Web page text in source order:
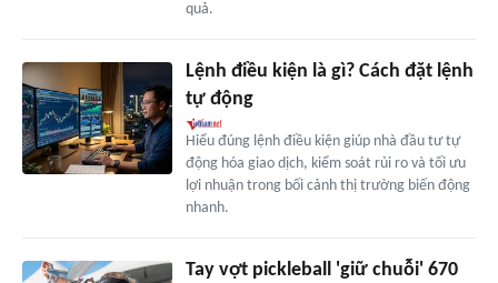
quả.
Lệnh điều kiện là gì? Cách đặt lệnh
tự động
Hiểu đúng lệnh điều kiện giúp nhà đầu tư tự
động hóa giao dịch, kiểm soát rủi ro và tối ưu
lợi nhuận trong bối cảnh thị trường biến động
nhanh.
Tay vợt pickleball 'giữ chuỗi' 670